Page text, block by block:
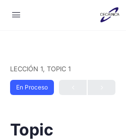
LECCIÓN 1, TOPIC 1
En Proceso
Topic